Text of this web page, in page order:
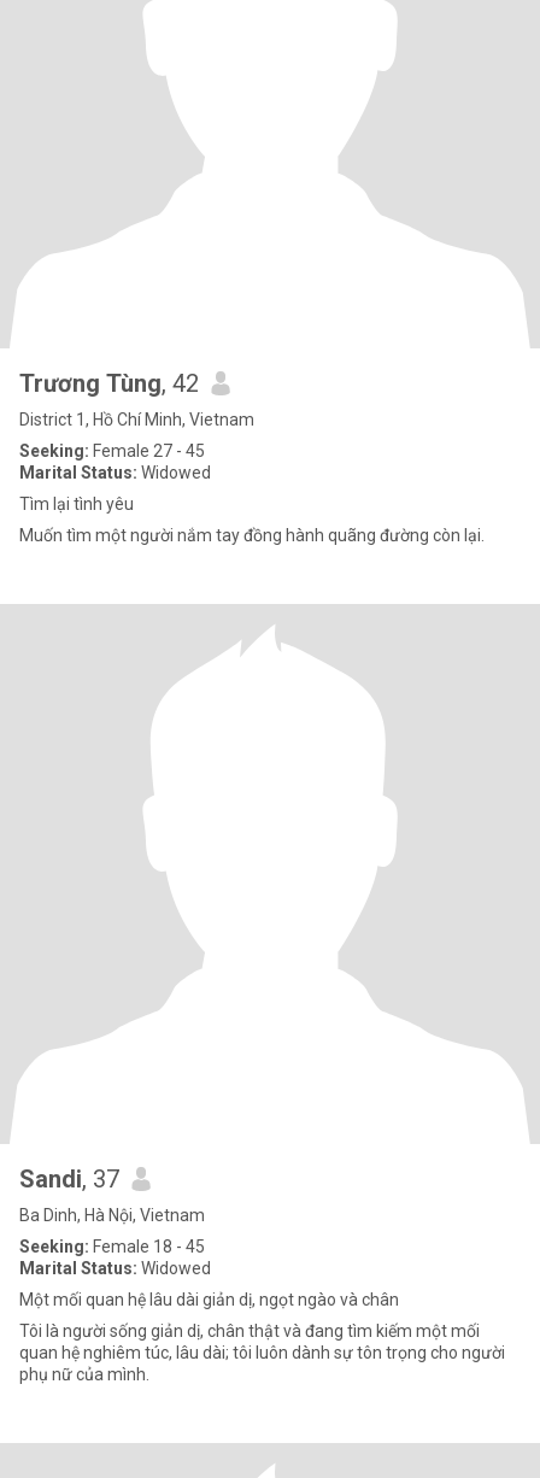
Trương Tùng, 42
District 1, Hồ Chí Minh, Vietnam
Seeking: Female 27 - 45
Marital Status: Widowed
Tìm lại tình yêu
Muốn tìm một người nắm tay đồng hành quãng đường còn lại.
Sandi, 37
Ba Dinh, Hà Nội, Vietnam
Seeking: Female 18 - 45
Marital Status: Widowed
Một mối quan hệ lâu dài giản dị, ngọt ngào và chân
Tôi là người sống giản dị, chân thật và đang tìm kiếm một mối
quan hệ nghiêm túc, lâu dài; tôi luôn dành sự tôn trọng cho người
phụ nữ của mình.